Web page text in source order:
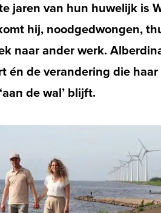
jaren van hun huwelijk is
hij, noodgedwongen,
naar ander werk.
én de verandering die
de wal’ blijft.